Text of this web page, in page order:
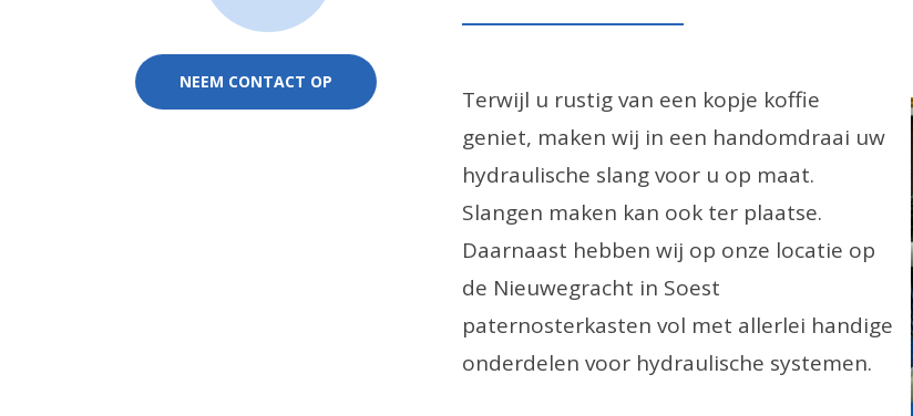
NEEM CONTACT OP
Terwijl u rustig van een kopje koffie
geniet, maken wij in een handomdraai uw
hydraulische slang voor u op maat.
Slangen maken kan ook ter plaatse.
Daarnaast hebben wij op onze locatie op
de Nieuwegracht in Soest
paternosterkasten vol met allerlei handige
onderdelen voor hydraulische systemen.